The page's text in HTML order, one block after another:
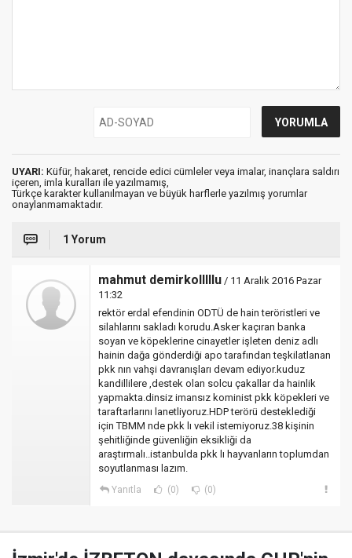
UYARI: Küfür, hakaret, rencide edici cümleler veya imalar, inançlara saldırı
içeren, imla kuralları ile yazılmamış,
Türkçe karakter kullanılmayan ve büyük harflerle yazılmış yorumlar
onaylanmamaktadır.
1 Yorum
mahmut demirkolllllu / 11 Aralık 2016 Pazar
11:32
rektör erdal efendinin ODTÜ de hain teröristleri ve
silahlarını sakladı korudu.Asker kaçıran banka
soyan ve köpeklerine cinayetler işleten deniz adlı
hainin dağa gönderdiği apo tarafından teşkilatlanan
pkk nın vahşi davranışları devam ediyor.kuduz
kandillilere ,destek olan solcu çakallar da hainlik
yapmakta.dinsiz imansız kominist pkk köpekleri ve
taraftarlarını lanetliyoruz.HDP terörü desteklediği
için TBMM nde pkk lı vekil istemiyoruz.38 kişinin
şehitliğinde güvenliğin eksikliği da
araştırmalı..istanbulda pkk lı hayvanların toplumdan
soyutlanması lazım.
Yanıtla (0) (0)